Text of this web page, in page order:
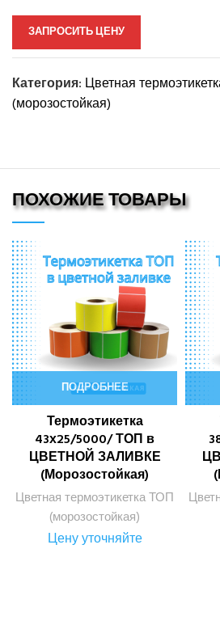
ЗАПРОСИТЬ ЦЕНУ
Категория: Цветная
(морозостойкая)
ПОХОЖИЕ ТОВАРЫ
ПОДРОБНЕЕ
Термоэтикетка
43х25/5000/ ТОП в
ЦВЕТНОЙ ЗАЛИВКЕ
(Морозостойкая)
Цветная термоэтикетка ТОП
(морозостойкая)
Цену уточняйте